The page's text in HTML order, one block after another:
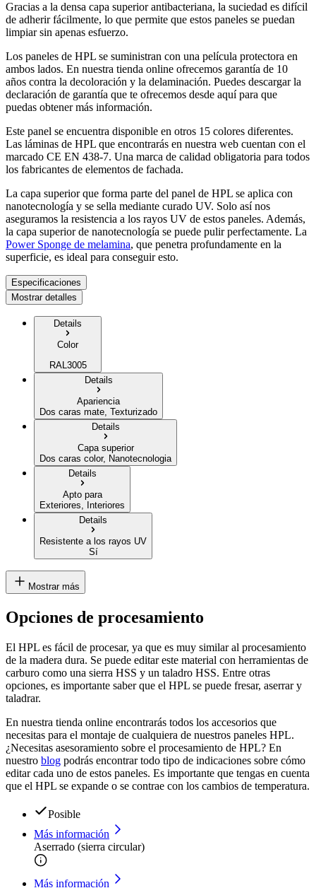
Gracias a la densa capa superior antibacteriana, la suciedad es difícil
de adherir fácilmente, lo que permite que estos paneles se puedan
limpiar sin apenas esfuerzo.
Los paneles de HPL se suministran con una película protectora en
ambos lados. En nuestra tienda online ofrecemos garantía de 10
años contra la decoloración y la delaminación. Puedes descargar la
declaración de garantía que te ofrecemos desde aquí para que
puedas obtener más información.
Este panel se encuentra disponible en otros 15 colores diferentes.
Las láminas de HPL que encontrarás en nuestra web cuentan con el
marcado CE EN 438-7. Una marca de calidad obligatoria para todos
los fabricantes de elementos de fachada.
La capa superior que forma parte del panel de HPL se aplica con
nanotecnología y se sella mediante curado UV. Solo así nos
aseguramos la resistencia a los rayos UV de estos paneles. Además,
la capa superior de nanotecnología se puede pulir perfectamente. La
Power Sponge de melamina, que penetra profundamente en la
superficie, es ideal para conseguir esto.
Especificaciones
Mostrar detalles
Details
Color
RAL3005
Details
Apariencia
Dos caras mate, Texturizado
Details
Capa superior
Dos caras color, Nanotecnologia
Details
Apto para
Exteriores, Interiores
Details
Resistente a los rayos UV
Sí
Mostrar más
Opciones de procesamiento
El HPL es fácil de procesar, ya que es muy similar al procesamiento
de la madera dura. Se puede editar este material con herramientas de
carburo como una sierra HSS y un taladro HSS. Entre otras
opciones, es importante saber que el HPL se puede fresar, aserrar y
taladrar.
En nuestra tienda online encontrarás todos los accesorios que
necesitas para el montaje de cualquiera de nuestros paneles HPL.
¿Necesitas asesoramiento sobre el procesamiento de HPL? En
nuestro blog podrás encontrar todo tipo de indicaciones sobre cómo
editar cada uno de estos paneles. Es importante que tengas en cuenta
que el HPL se expande o se contrae con los cambios de temperatura.
Posible
Más información
Aserrado (sierra circular)
Más información